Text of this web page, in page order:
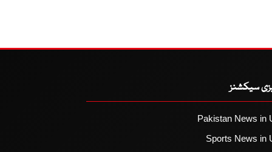
سیکشنز
Pakistan News in
Sports News in